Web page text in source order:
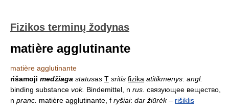
Fizikos terminų žodynas
matière agglutinante
matière agglutinante
rišamoji medžiaga statusas T sritis fizika atitikmenys: angl.
binding substance vok. Bindemittel, n rus. связующее вещество,
n pranc. matière agglutinante, f ryšiai: dar žiūrėk– rišiklis